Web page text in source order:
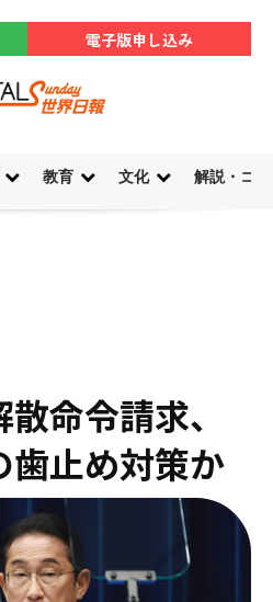
電子版申し込み
教育 文化 解説・コ
命令請求、
歯止め対策か